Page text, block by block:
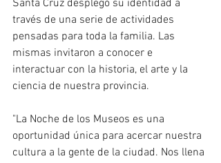
Santa Cruz desplegó su identidad a
través de una serie de actividades
pensadas para toda la familia. Las
mismas invitaron a conocer e
interactuar con la historia, el arte y la
ciencia de nuestra provincia.
"La Noche de los Museos es una
oportunidad única para acercar nuestra
cultura a la gente de la ciudad. Nos llena